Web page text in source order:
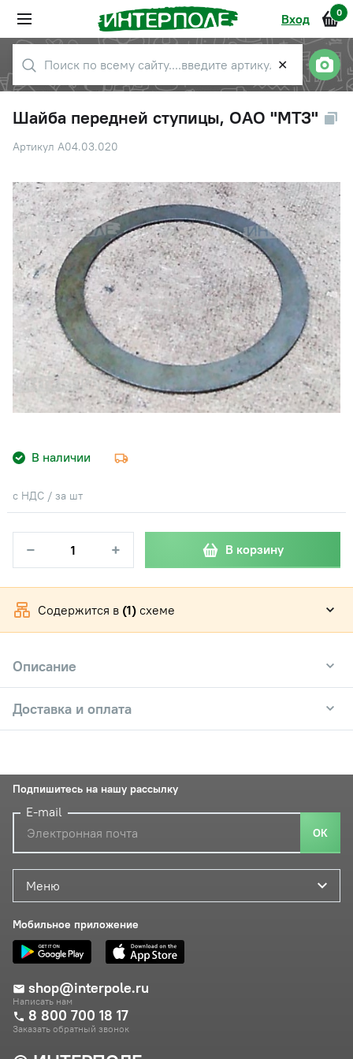
Вход 0
✕
Шайба передней ступицы, ОАО "МТЗ"
Артикул А04.03.020
В наличии
с НДС / за шт
− + В корзину
Содержится в (1) схеме
Описание
Доставка и оплата
Меню
Мобильное приложение
shop@interpole.ru
Написать нам
8 800 700 18 17
Заказать обратный звонок
Подпишитесь на нашу рассылку
E-mail
ОК